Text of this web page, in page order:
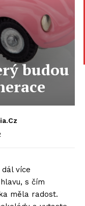
budou
více
s čím
měla radost.